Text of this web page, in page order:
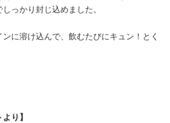
っかり封じ込めました。
に溶け込んで、飲むたびにキュン！とく
り】